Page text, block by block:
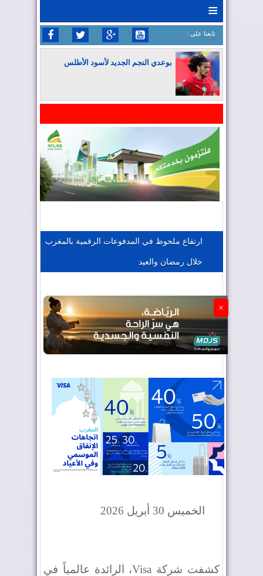
≡
: تابعنا على
بوعدي النجم الجديد لأسود الأطلس
المغرب يعزز موقعه في صناعة الطيران
الجزائر تستسلم لفرنسا
ارتفاع ملحوظ في المدفوعات الرقمية بالمغرب
خلال رمضان والعيد
×
الخميس 30 أبريل 2026
كشفت شركة Visa، الرائدة عالمياً في